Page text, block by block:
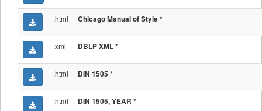
.html Chicago Manual of Style*
.xml DBLP XML*
.html DIN 1505 *
.html DIN 1505, YEAR *